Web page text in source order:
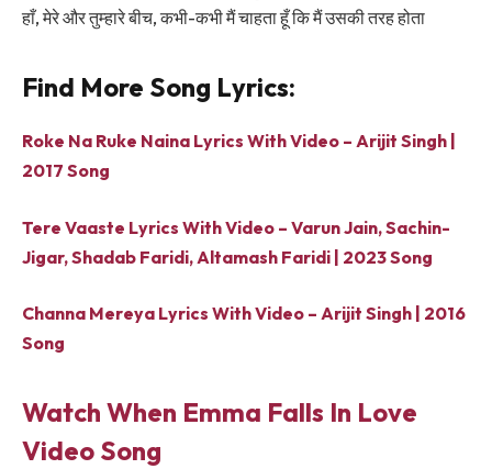
हाँ, मेरे और तुम्हारे बीच, कभी-कभी मैं चाहता हूँ कि मैं उसकी तरह होता
Find More Song Lyrics:
Roke Na Ruke Naina Lyrics With Video – Arijit Singh |
2017 Song
Tere Vaaste Lyrics With Video – Varun Jain, Sachin-
Jigar, Shadab Faridi, Altamash Faridi | 2023 Song
Channa Mereya Lyrics With Video – Arijit Singh | 2016
Song
Watch When Emma Falls In Love
Video Song